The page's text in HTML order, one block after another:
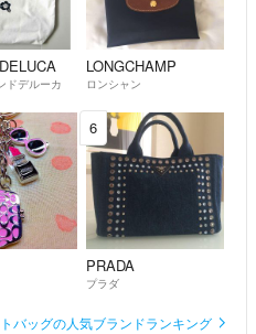
ドデルーカ
LONGCHAMP
ロンシャン
6
PRADA
プラダ
トバッグの人気ブランドランキング